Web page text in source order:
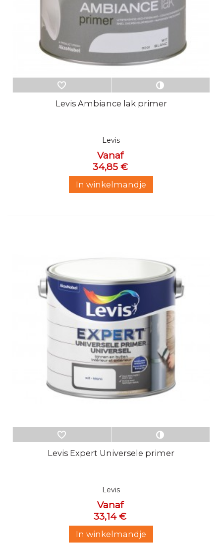
Levis Ambiance lak primer
Levis
Vanaf
34,85 €
In winkelmandje
Levis Expert Universele primer
Levis
Vanaf
33,14 €
In winkelmandje